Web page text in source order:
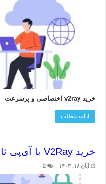
خرید v2ray اختصاصی و پرسرعت
ادامه مطلب
خرید V2Ray با آی‌پی ثابت
آبان ۱۸, ۱۴۰۳ 2